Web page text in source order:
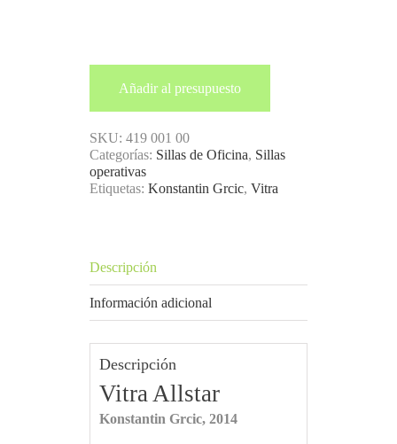
Añadir al presupuesto
SKU: 419 001 00
Categorías: Sillas de Oficina, Sillas
operativas
Etiquetas: Konstantin Grcic, Vitra
Descripción
Información adicional
Descripción
Vitra Allstar
Konstantin Grcic, 2014